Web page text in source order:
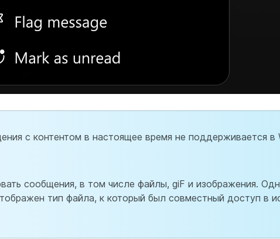
с контентом в настоящее время не поддерживается в
сообщения, в том числе файлы, giF и изображения.
тип файла, к который был совместный доступ в